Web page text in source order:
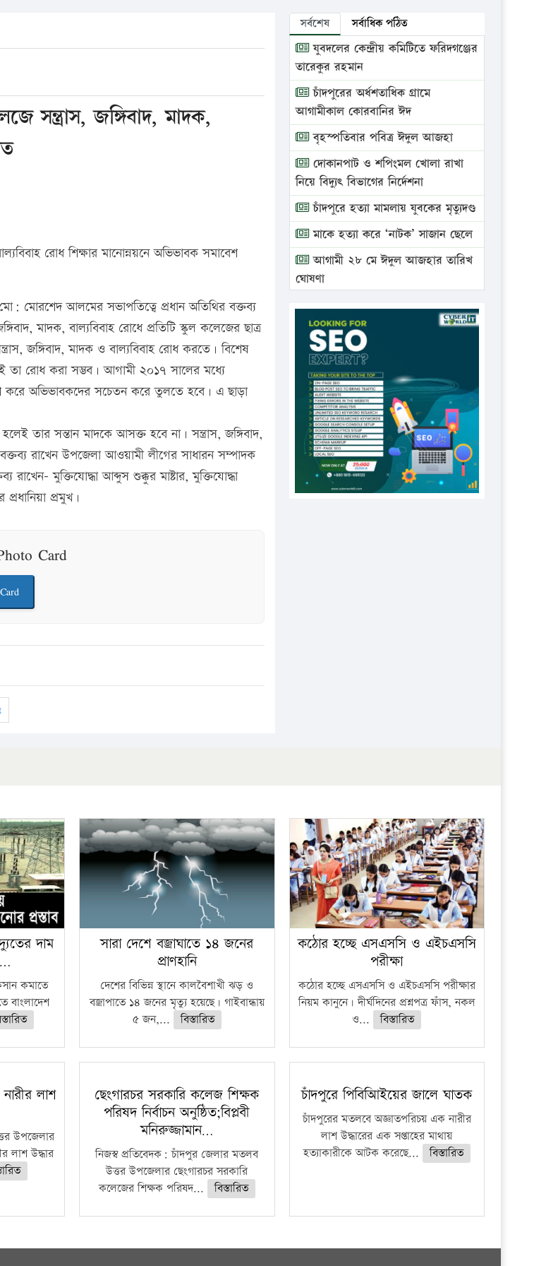
সন্ত্রাস, জঙ্গিবাদ, মাদক,
রোধ শিক্ষার মানোন্নয়নে অভিভাবক সমাবেশ
মোরশেদ আলমের সভাপতিত্বে প্রধান অতিথির বক্তব্য
মাদক, বাল্যবিবাহ রোধে প্রতিটি স্কুল কলেজের ছাত্র
জঙ্গিবাদ, মাদক ও বাল্যবিবাহ রোধ করতে। বিশেষ
তা রোধ করা সম্ভব। আগামী ২০১৭ সালের মধ্যে
করে অভিভাবকদের সচেতন করে তুলতে হবে। এ ছাড়া
তার সন্তান মাদকে আসক্ত হবে না। সন্ত্রাস, জঙ্গিবাদ,
রাখেন উপজেলা আওয়ামী লীগের সাধারন সম্পাদক
মুক্তিযোদ্ধা আব্দুস শুক্কুর মাষ্টার, মুক্তিযোদ্ধা
প্রমুখ।
Card
সর্বশেষ সর্বাধিক পঠিত
যুবদলের কেন্দ্রীয় কমিটিতে ফরিদগঞ্জের
তারেকুর রহমান
চাঁদপুরের অর্ধশতাধিক গ্রামে
আগামীকাল কোরবানির ঈদ
বৃহস্পতিবার পবিত্র ঈদুল আজহা
দোকানপাট ও শপিংমল খোলা রাখা
নিয়ে বিদ্যুৎ বিভাগের নির্দেশনা
চাঁদপুরে হত্যা মামলায় যুবকের মৃত্যুদণ্ড
মাকে হত্যা করে ‘নাটক’ সাজান ছেলে
আগামী ২৮ মে ঈদুল আজহার তারিখ
ঘোষণা
ভ্রাম্যমাণ আদালতে দুইটি প্রতিষ্ঠানকে
প্রতিষ্ঠানকে ৪০হাজার টাকা জরিমানা।
এবার লঞ্চের ভাড়া বাড়ল
১৭ থেকে ২১ শতাংশ বিদ্যুতের দাম
বাড়ানোর প্রস্তাব পিডিবির
১৬ মে চাঁদপুর ও ২৫ মে ফেনী সফরে
যাবেন প্রধানমন্ত্রী
উচ্চশিক্ষায় গৌরবময় অর্জন: পূর্ণ
স্কলারশিপে যুক্তরাষ্ট্রে পিএইচডি করছেন
দাম
কমাতে
বাংলাদেশ
সারা দেশে বজ্রাঘাতে ১৪ জনের
প্রাণহানি
দেশের বিভিন্ন স্থানে কালবৈশাখী ঝড় ও
বজ্রাপাতে ১৪ জনের মৃত্যু হয়েছে। গাইবান্ধায়
৫ জন,...
বিস্তারিত
কঠোর হচ্ছে এসএসসি ও এইচএসসি
পরীক্ষা
কঠোর হচ্ছে এসএসসি ও এইচএসসি পরীক্ষার
নিয়ম কানুনে। দীর্ঘদিনের প্রশ্নপত্র ফাঁস, নকল
ও...
বিস্তারিত
লাশ
উপজেলার
লাশ উদ্ধার
ছেংগারচর সরকারি কলেজ শিক্ষক
পরিষদ নির্বাচন অনুষ্ঠিত;বিপ্লবী
মনিরুজ্জামান…
নিজস্ব প্রতিবেদক: চাঁদপুর জেলার মতলব
উত্তর উপজেলার ছেংগারচর সরকারি
কলেজের শিক্ষক পরিষদ...
বিস্তারিত
চাঁদপুরে পিবিআিইয়ের জালে ঘাতক
চাঁদপুরের মতলবে অজ্ঞাতপরিচয় এক নারীর
লাশ উদ্ধারের এক সপ্তাহের মাথায়
হত্যাকারীকে আটক করেছে...
বিস্তারিত